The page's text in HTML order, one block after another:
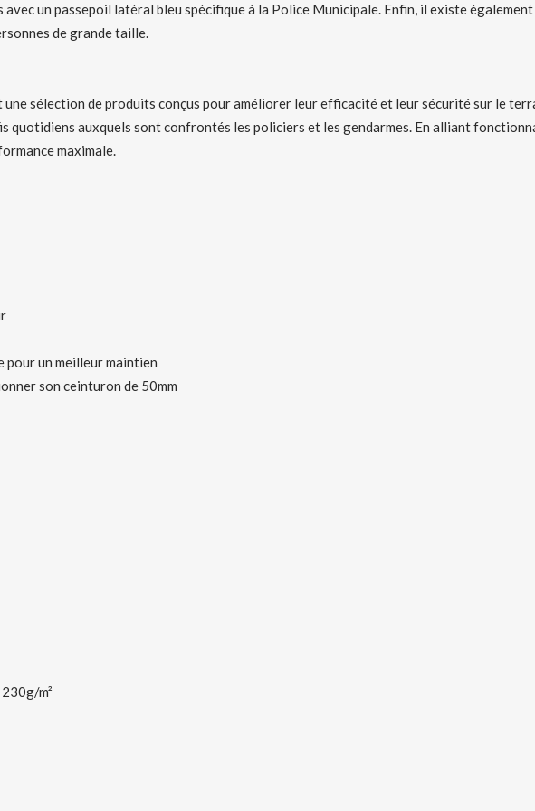
un passepoil latéral bleu spécifique à la Police Municipale. Enfin, il existe
de grande taille.
sélection de produits conçus pour améliorer leur efficacité et leur sécurité sur le
quotidiens auxquels sont confrontés les policiers et les gendarmes. En alliant
maximale.
pour un meilleur maintien
son ceinturon de 50mm
m²